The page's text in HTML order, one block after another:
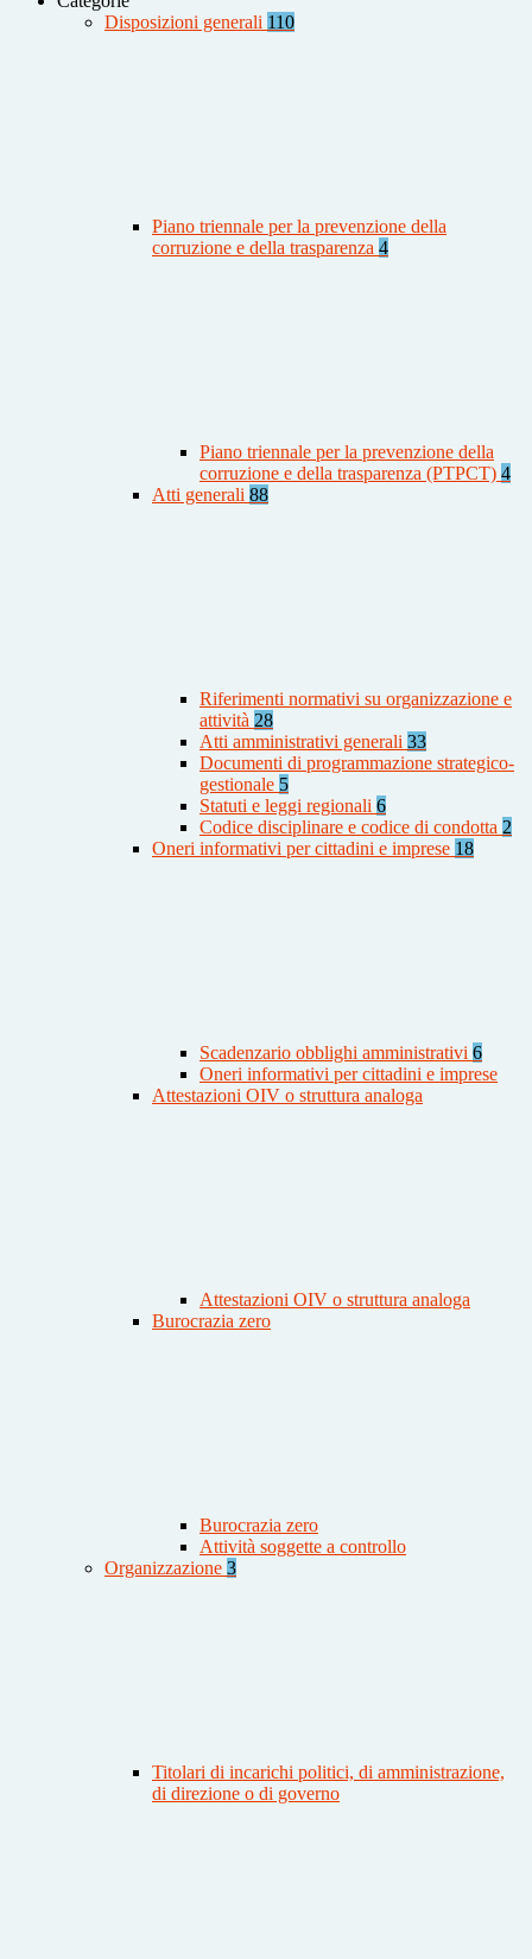
Disposizioni generali 110
Piano triennale per la prevenzione della
corruzione e della trasparenza 4
Piano triennale per la prevenzione della
corruzione e della trasparenza (PTPCT) 4
Atti generali 88
Riferimenti normativi su organizzazione e
attività 28
Atti amministrativi generali 33
Documenti di programmazione strategico-
gestionale 5
Statuti e leggi regionali 6
Codice disciplinare e codice di condotta 2
Oneri informativi per cittadini e imprese 18
Scadenzario obblighi amministrativi 6
Oneri informativi per cittadini e imprese
Attestazioni OIV o struttura analoga
Attestazioni OIV o struttura analoga
Burocrazia zero
Burocrazia zero
Attività soggette a controllo
Organizzazione 3
Titolari di incarichi politici, di amministrazione,
di direzione o di governo